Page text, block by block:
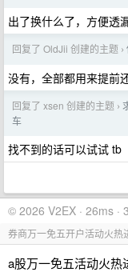
出了换什么了，方便透
回复了 OldJii 创建的主题 ›
没有，全部都用来提前
回复了 xsen 创建的主题 ›
车
找不到的话可以试试 tb
© 2026 V2EX · 26ms ·
券商万一免五开户活动火热
a股万一免五活动火热